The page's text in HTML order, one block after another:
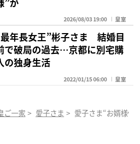
2026/08/03 19:00 皇室
年長女王”彬子さま 結婚目
で破局の過去…京都に別宅購
の独身生活
2022/01/15 06:00 皇室
ご一家 > 愛子さま > 愛子さま“お婿様候